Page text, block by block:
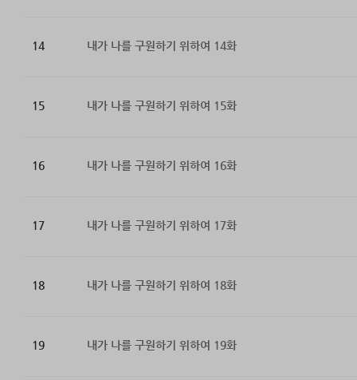
14 내가 나를 구원하기 위하여 14화
15 내가 나를 구원하기 위하여 15화
16 내가 나를 구원하기 위하여 16화
17 내가 나를 구원하기 위하여 17화
18 내가 나를 구원하기 위하여 18화
19 내가 나를 구원하기 위하여 19화